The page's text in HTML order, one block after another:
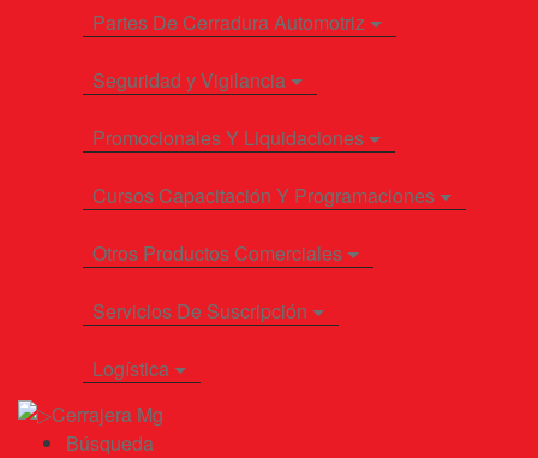
Partes De Cerradura Automotriz
Seguridad y Vigilancia
Promocionales Y Liquidaciones
Cursos Capacitación Y Programaciones
Otros Productos Comerciales
Servicios De Suscripción
Logística
Búsqueda